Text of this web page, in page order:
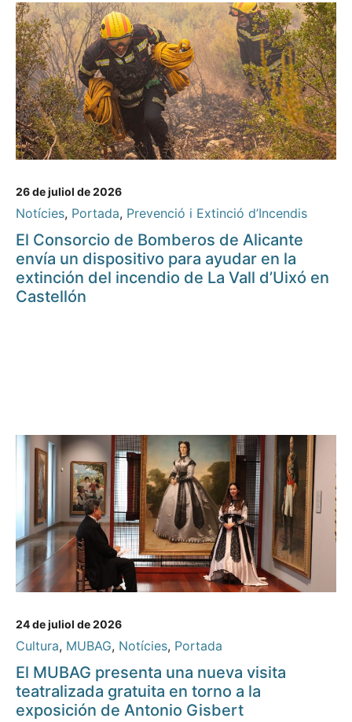
26 de juliol de 2026
Notícies, Portada, Prevenció i Extinció d’Incendis
El Consorcio de Bomberos de Alicante
envía un dispositivo para ayudar en la
extinción del incendio de La Vall d’Uixó en
Castellón
24 de juliol de 2026
Cultura, MUBAG, Notícies, Portada
El MUBAG presenta una nueva visita
teatralizada gratuita en torno a la
exposición de Antonio Gisbert